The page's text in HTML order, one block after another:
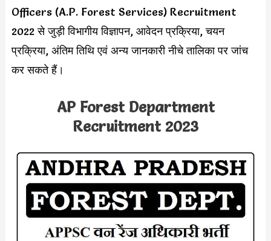
Officers (A.P. Forest Services) Recruitment
2022 से जुड़ी विभागीय विज्ञापन, आवेदन प्रक्रिया, चयन
प्रक्रिया, अंतिम तिथि एवं अन्य जानकारी नीचे तालिका पर जांच
कर सकते हैं।
AP Forest Department
Recruitment 2023